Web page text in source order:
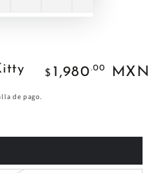
Precio
$ 1,980.00 MXN
de pago.